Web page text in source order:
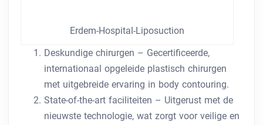
Erdem-Hospital-Liposuction
Deskundige chirurgen – Gecertificeerde,
internationaal opgeleide plastisch chirurgen
met uitgebreide ervaring in body contouring.
State-of-the-art faciliteiten – Uitgerust met de
nieuwste technologie, wat zorgt voor veilige en